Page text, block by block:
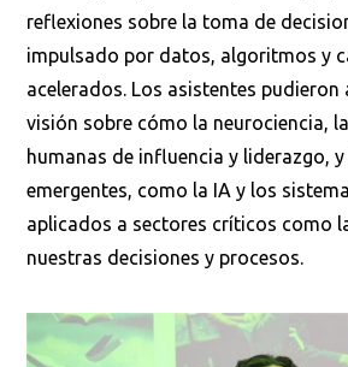
reflexiones sobre la toma de
impulsado por datos, algoritmos y
acelerados. Los asistentes pudieron
visión sobre cómo la neurociencia,
humanas de influencia y liderazgo,
emergentes, como la IA y los
aplicados a sectores críticos como
nuestras decisiones y procesos.